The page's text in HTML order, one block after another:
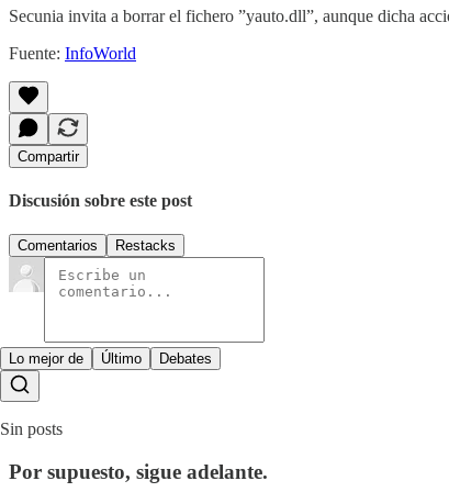
Secunia invita a borrar el fichero ”yauto.dll”, aunque dicha
Fuente: InfoWorld
Compartir
Discusión sobre este post
Comentarios Restacks
Lo mejor de Último Debates
Sin posts
Por supuesto, sigue adelante.